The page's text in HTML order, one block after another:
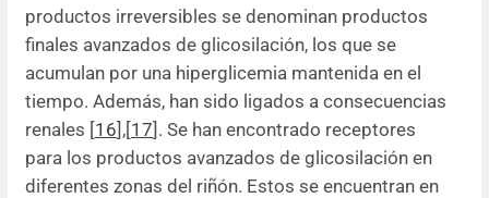
productos irreversibles se denominan productos
finales avanzados de glicosilación, los que se
acumulan por una hiperglicemia mantenida en el
tiempo. Además, han sido ligados a consecuencias
renales [16] ,[17]. Se han encontrado receptores
para los productos avanzados de glicosilación en
diferentes zonas del riñón. Estos se encuentran en